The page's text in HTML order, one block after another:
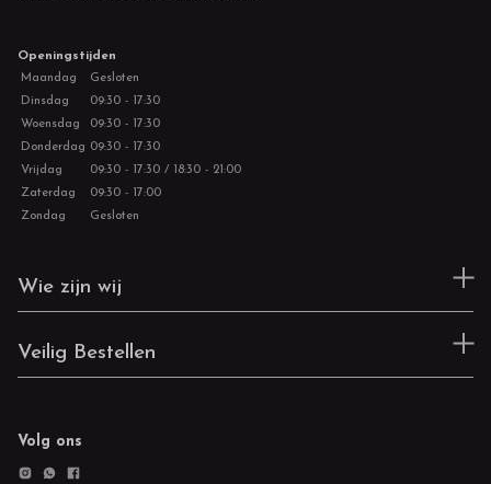
Openingstijden
Maandag
Gesloten
Dinsdag
09:30 - 17:30
Woensdag
09:30 - 17:30
Donderdag 09:30 - 17:30
Vrijdag
09:30 - 17:30 / 18:30 - 21:00
Zaterdag
09:30 - 17:00
Zondag
Gesloten
Wie zijn wij
Veilig Bestellen
Volg ons